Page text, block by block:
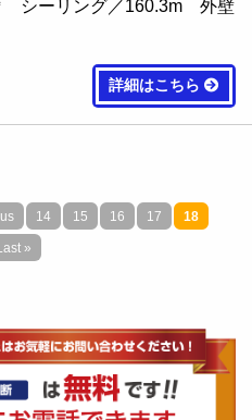
シーリング／160.3m 外壁
詳細はこちら
14 15 16 17 18
»